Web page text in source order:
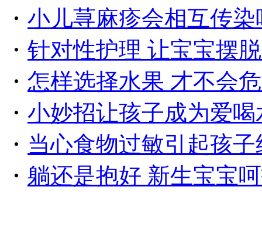
・ 小儿荨麻疹会相互传染
・ 针对性护理 让宝宝摆
・ 怎样选择水果 才不会
・ 小妙招让孩子成为爱
・ 当心食物过敏引起孩
・ 躺还是抱好 新生宝宝